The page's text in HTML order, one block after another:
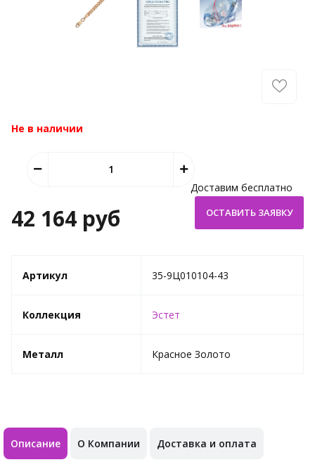
Не в наличии
42 164 руб
Доставим бесплатно
Артикул 35-9Ц010104-43
Коллекция Эстет
Металл Красное Золото
Описание О Компании Доставка и оплата